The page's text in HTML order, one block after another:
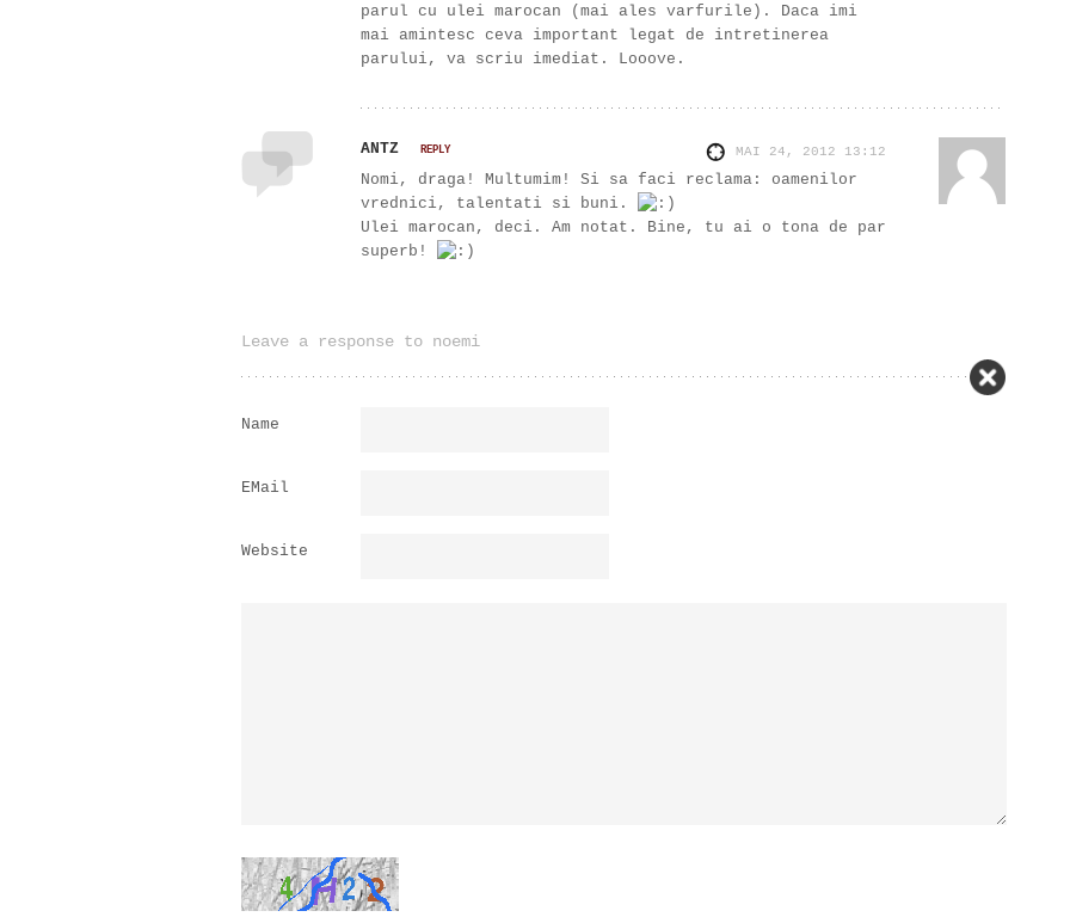
parul cu ulei marocan (mai ales varfurile). Daca imi
mai amintesc ceva important legat de intretinerea
parului, va scriu imediat. Looove.
MAI 24, 2012 13:12
ANTZ REPLY
Nomi, draga! Multumim! Si sa faci reclama: oamenilor
vrednici, talentati si buni.
Ulei marocan, deci. Am notat. Bine, tu ai o tona de par
superb!
Leave a response to noemi
Name
EMail
Website